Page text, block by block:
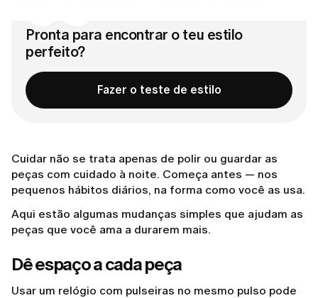
Cuidar não se trata apenas de polir ou guardar as
peças com cuidado à noite. Começa antes — nos
pequenos hábitos diários, na forma como você as usa.
Aqui estão algumas mudanças simples que ajudam as
peças que você ama a durarem mais.
Dê espaço a cada peça
Usar um relógio com pulseiras no mesmo pulso pode
Pronta para encontrar o teu estilo
perfeito?
Fazer o teste de estilo